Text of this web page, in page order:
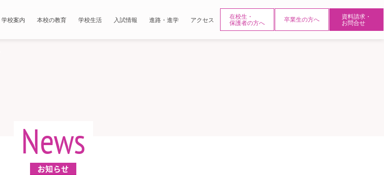
学校案内 本校の教育 学校生活 入試情報 進路・進学 アクセス
在校生・
保護者の方へ
卒業生の方へ
資料請求・
お問合せ
News
お知らせ